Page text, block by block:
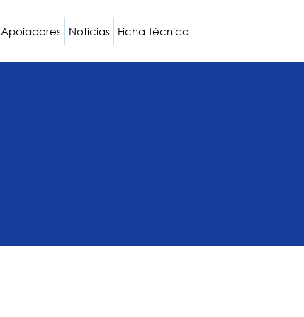
Apoiadores Notícias Ficha Técnica